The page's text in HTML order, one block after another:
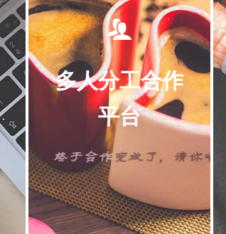
多人分工合作
平台